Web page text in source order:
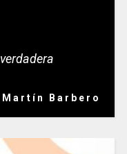
Barbero